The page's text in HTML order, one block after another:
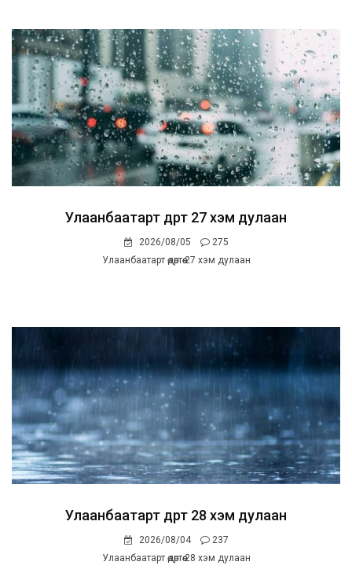
Улаанбаатарт өдөртөө 27 хэм дулаан
2026/08/05
275
Улаанбаатарт өдөртөө 27 хэм дулаан
Улаанбаатарт өдөртөө 28 хэм дулаан
2026/08/04
237
Улаанбаатарт өдөртөө 28 хэм дулаан